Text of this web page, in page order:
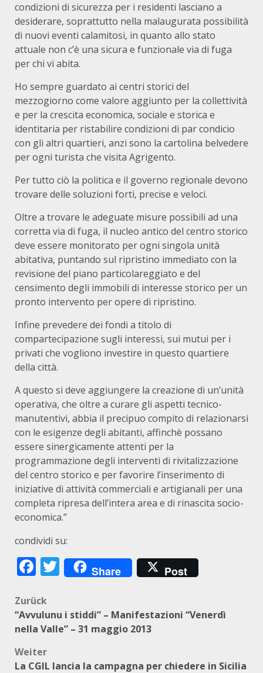
condizioni di sicurezza per i residenti lasciano a
desiderare, soprattutto nella malaugurata possibilità
di nuovi eventi calamitosi, in quanto allo stato
attuale non c’è una sicura e funzionale via di fuga
per chi vi abita.
Ho sempre guardato ai centri storici del
mezzogiorno come valore aggiunto per la collettività
e per la crescita economica, sociale e storica e
identitaria per ristabilire condizioni di par condicio
con gli altri quartieri, anzi sono la cartolina belvedere
per ogni turista che visita Agrigento.
Per tutto ciò la politica e il governo regionale devono
trovare delle soluzioni forti, precise e veloci.
Oltre a trovare le adeguate misure possibili ad una
corretta via di fuga, il nucleo antico del centro storico
deve essere monitorato per ogni singola unità
abitativa, puntando sul ripristino immediato con la
revisione del piano particolareggiato e del
censimento degli immobili di interesse storico per un
pronto intervento per opere di ripristino.
Infine prevedere dei fondi a titolo di
compartecipazione sugli interessi, sui mutui per i
privati che vogliono investire in questo quartiere
della città.
A questo si deve aggiungere la creazione di un’unità
operativa, che oltre a curare gli aspetti tecnico-
manutentivi, abbia il precipuo compito di relazionarsi
con le esigenze degli abitanti, affinchè possano
essere sinergicamente attenti per la
programmazione degli interventi di rivitalizzazione
del centro storico e per favorire l’inserimento di
iniziative di attività commerciali e artigianali per una
completa ripresa dell’intera area e di rinascita socio-
economica.”
condividi su:
Facebook
Twitter
Share Post
Beitragsnavigation
Zurück
“Avvulunu i stiddi” – Manifestazioni “Venerdì
nella Valle” – 31 maggio 2013
Weiter
La CGIL lancia la campagna per chiedere in Sicilia